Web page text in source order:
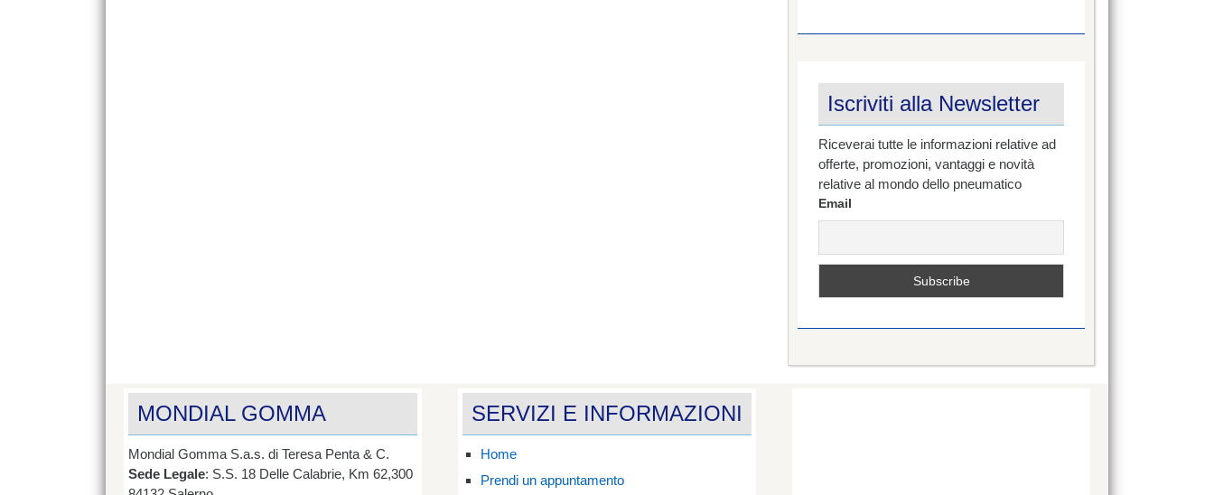
Iscriviti alla Newsletter
Riceverai tutte le informazioni relative ad
offerte, promozioni, vantaggi e novità
relative al mondo dello pneumatico
Email
MONDIAL GOMMA
Mondial Gomma S.a.s. di Teresa Penta & C.
Sede Legale: S.S. 18 Delle Calabrie, Km 62,300
SERVIZI E INFORMAZIONI
Home
Prendi un appuntamento